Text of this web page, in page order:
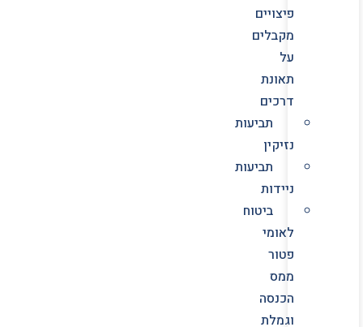
פיצויים
מקבלים
על
תאונת
דרכים
תביעות
נזיקין
תביעות
ניידות
ביטוח
לאומי
פטור
ממס
הכנסה
וגמלת